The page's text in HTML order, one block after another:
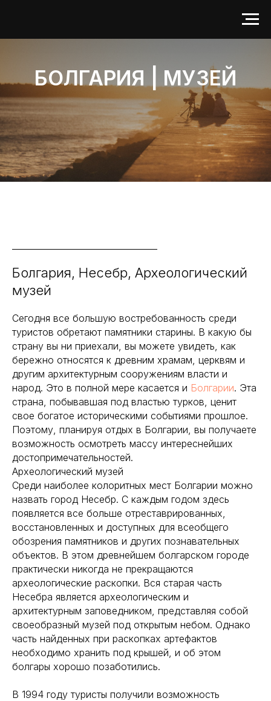
БОЛГАРИЯ | МУЗЕЙ
Болгария, Несебр, Археологический
музей
Сегодня все большую востребованность среди
туристов обретают памятники старины. В какую бы
страну вы ни приехали, вы можете увидеть, как
бережно относятся к древним храмам, церквям и
другим архитектурным сооружениям власти и
народ. Это в полной мере касается и Болгарии. Эта
страна, побывавшая под властью турков, ценит
свое богатое историческими событиями прошлое.
Поэтому, планируя отдых в Болгарии, вы получаете
возможность осмотреть массу интереснейших
достопримечательностей.
Археологический музей
Среди наиболее колоритных мест Болгарии можно
назвать город Несебр. С каждым годом здесь
появляется все больше отреставрированных,
восстановленных и доступных для всеобщего
обозрения памятников и других познавательных
объектов. В этом древнейшем болгарском городе
практически никогда не прекращаются
археологические раскопки. Вся старая часть
Несебра является археологическим и
архитектурным заповедником, представляя собой
своеобразный музей под открытым небом. Однако
часть найденных при раскопках артефактов
необходимо хранить под крышей, и об этом
болгары хорошо позаботились.
В 1994 году туристы получили возможность